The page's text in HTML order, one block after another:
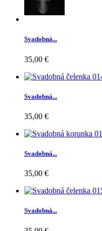
Svadobná...
35,00 €
Svadobná...
35,00 €
Svadobná...
35,00 €
Svadobná...